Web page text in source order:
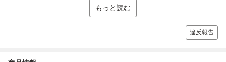
もっと読む
違反報告